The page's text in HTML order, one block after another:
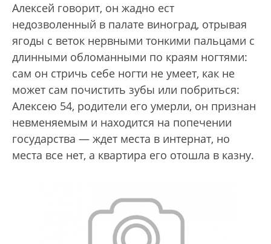
Алексей говорит, он жадно ест
недозволенный в палате виноград, отрывая
ягоды с веток нервными тонкими пальцами с
длинными обломанными по краям ногтями:
сам он стричь себе ногти не умеет, как не
может сам почистить зубы или побриться:
Алексею 54, родители его умерли, он признан
невменяемым и находится на попечении
государства — ждет места в интернат, но
места все нет, а квартира его отошла в казну.